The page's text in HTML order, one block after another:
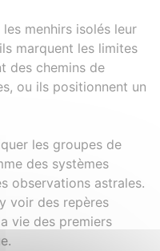
menhirs isolés leur
marquent les limites
des chemins de
ou ils positionnent un
les groupes de
des systèmes
observations astrales.
voir des repères
vie des premiers